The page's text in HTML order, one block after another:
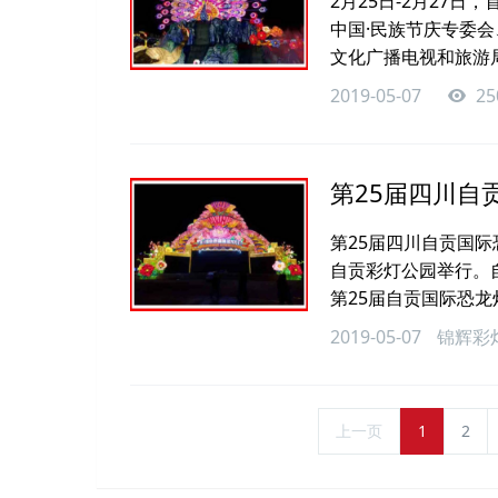
中国·民族节庆专委
文化广播电视和旅游
2019-05-07
第25届四川自
第25届四川自贡国
自贡彩灯公园举行
第25届自贡国际恐龙
2019-05-07
锦辉彩
上一页 1 2